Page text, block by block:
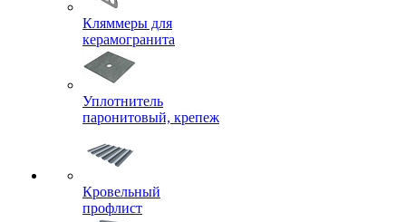
Кляммеры для
керамогранита
Уплотнитель
паронитовый, крепеж
Кровельный
профлист